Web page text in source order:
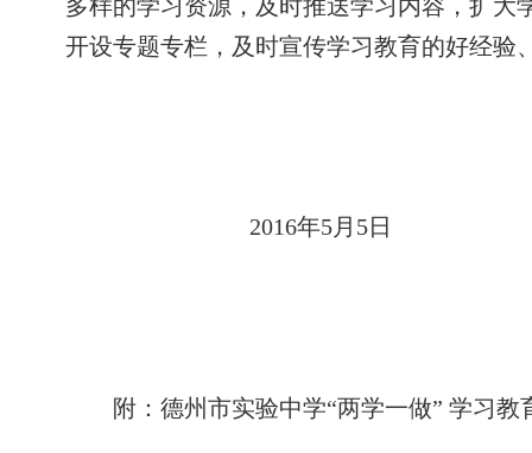
多样的学习资源，及时推送学习内容，扩
开设专题专栏，及时宣传学习教育的好经验
2016年5月 5日
附：德州市实验中学“两学一做” 学习